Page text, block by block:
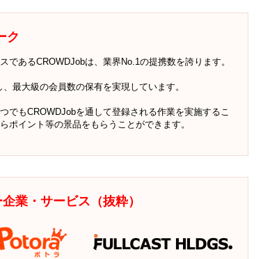
ク
あるCROWDJobは、業界No.1の提携数を誇ります。
最大級の会員数の保有を実現しています。
でもCROWDJobを通して登録される作業を実施するこ
ポイント等の景品をもらうことができます。
業・サービス（抜粋）